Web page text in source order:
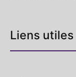
Liens utiles